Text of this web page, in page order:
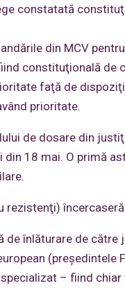
constatată
din MCV
constituţională de
faţă de
prioritate.
de dosare din
18 mai. O primă
de înlăturare de
– fiind